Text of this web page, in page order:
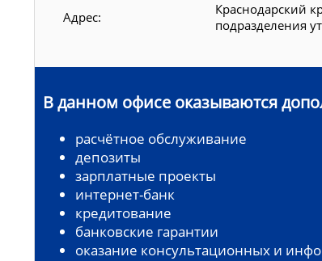
Адрес:
Краснодарский
подразделения
В данном офисе оказываются
расчётное обслуживание
депозиты
зарплатные проекты
интернет-банк
кредитование
банковские гарантии
оказание консультационных и